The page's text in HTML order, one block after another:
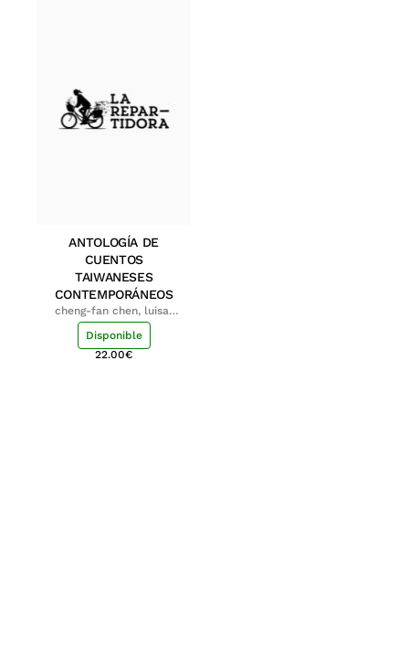
ANTOLOGÍA DE
CUENTOS
TAIWANESES
CONTEMPORÁNEOS
cheng-fan chen, luisa;
shu-ying chang, luisa
Disponible
22.00€